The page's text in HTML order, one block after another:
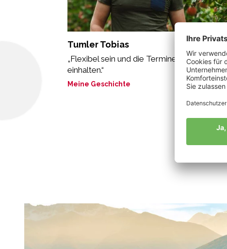
Tumler Tobias
„Flexibel sein und die Termine der Natur
einhalten.“
Meine Geschichte